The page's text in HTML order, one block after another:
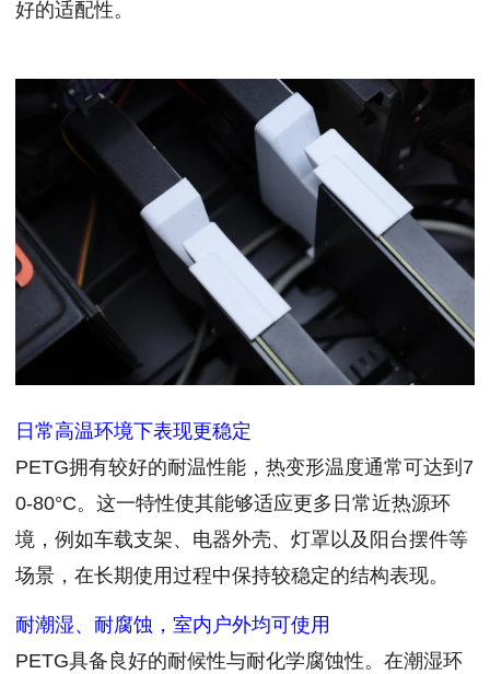
好的适配性。
日常高温环境下表现更稳定
PETG拥有较好的耐温性能，热变形温度通常可达到7
0-80°C。这一特性使其能够适应更多日常近热源环
境，例如车载支架、电器外壳、灯罩以及阳台摆件等
场景，在长期使用过程中保持较稳定的结构表现。
耐潮湿、耐腐蚀，室内户外均可使用
PETG具备良好的耐候性与耐化学腐蚀性。在潮湿环